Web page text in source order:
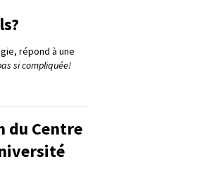
répond à une
si compliquée!
du Centre